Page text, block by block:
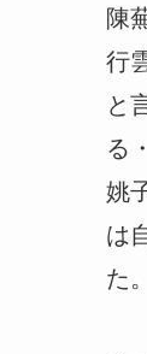
陳
行
と
る
姚
は
た。